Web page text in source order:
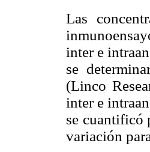
Las
inter e
se
(Linco
inter e
se cuantificó
variación